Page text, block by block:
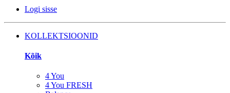
Logi sisse
KOLLEKTSIOONID
Kõik
4 You
4 You FRESH